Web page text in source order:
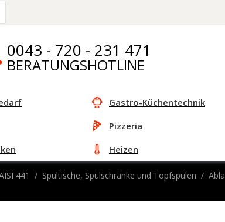
0043 - 720 - 231 471
BERATUNGSHOTLINE
Gastro-Küchentechnik
Pizzeria
Heizen
441 Spültische, Spülschränke und Topfspülen